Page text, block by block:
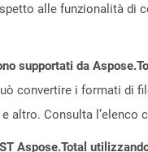
alle funzionalità di
supportati da
convertire i formati di
e altro. Consulta l’elenco
Aspose.Total